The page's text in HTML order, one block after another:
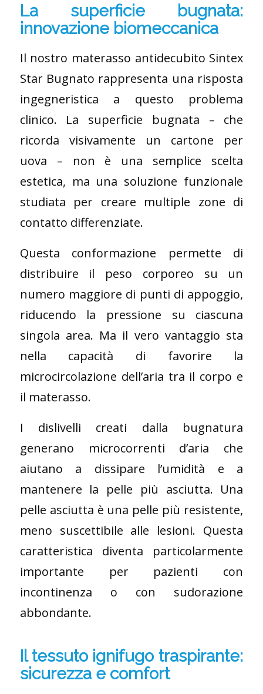
La superficie bugnata:
innovazione biomeccanica
Il nostro materasso antidecubito Sintex
Star Bugnato rappresenta una risposta
ingegneristica a questo problema
clinico. La superficie bugnata – che
ricorda visivamente un cartone per
uova – non è una semplice scelta
estetica, ma una soluzione funzionale
studiata per creare multiple zone di
contatto differenziate.
Questa conformazione permette di
distribuire il peso corporeo su un
numero maggiore di punti di appoggio,
riducendo la pressione su ciascuna
singola area. Ma il vero vantaggio sta
nella capacità di favorire la
microcircolazione dell’aria tra il corpo e
il materasso.
I dislivelli creati dalla bugnatura
generano microcorrenti d’aria che
aiutano a dissipare l’umidità e a
mantenere la pelle più asciutta. Una
pelle asciutta è una pelle più resistente,
meno suscettibile alle lesioni. Questa
caratteristica diventa particolarmente
importante per pazienti con
incontinenza o con sudorazione
abbondante.
Il tessuto ignifugo traspirante:
sicurezza e comfort